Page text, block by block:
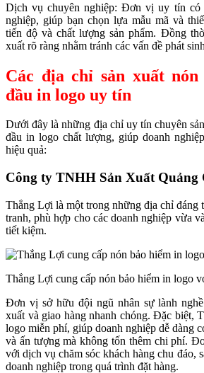
Dịch vụ chuyên nghiệp: Đơn vị uy tín có
nghiệp, giúp bạn chọn lựa mẫu mã và
tiến độ và chất lượng sản phẩm. Đồng
xuất rõ ràng nhằm tránh các vấn đề phát
Các địa chỉ sản xuất
đầu in logo uy tín
Dưới đây là những địa chỉ uy tín chuyên
đầu in logo chất lượng, giúp doanh
hiệu quả:
Công ty TNHH Sản Xuất Quảng
Thắng Lợi là một trong những địa chỉ đáng
tranh, phù hợp cho các doanh nghiệp vừa
tiết kiệm.
Thắng Lợi cung cấp nón bảo hiểm in logo
Đơn vị sở hữu đội ngũ nhân sự lành
xuất và giao hàng nhanh chóng. Đặc biệt,
logo miễn phí, giúp doanh nghiệp dễ dàng
và ấn tượng mà không tốn thêm chi phí.
với dịch vụ chăm sóc khách hàng chu đáo,
doanh nghiệp trong quá trình đặt hàng.